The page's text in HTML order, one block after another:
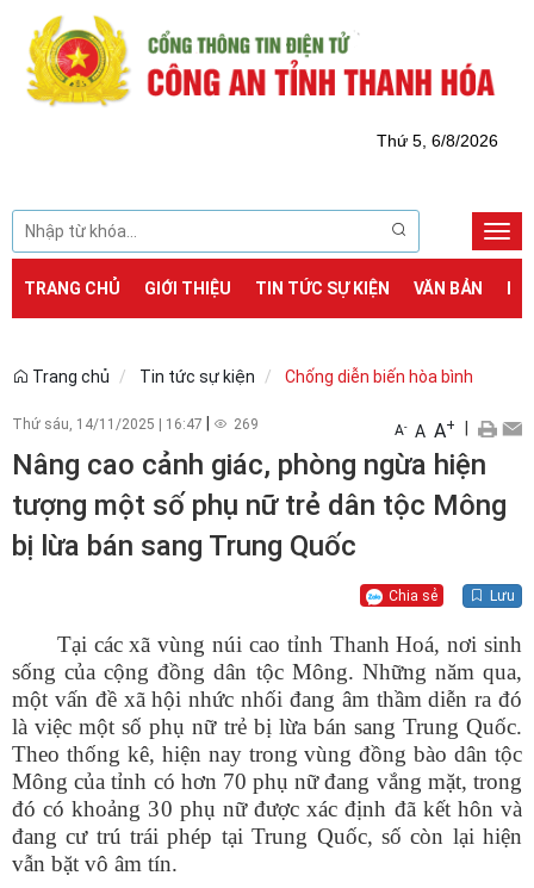
Thứ 5, 6/8/2026
TRANG CHỦ GIỚI THIỆU TIN TỨC SỰ KIỆN VĂN BẢN
Trang chủ Tin tức sự kiện Chống diễn biến hòa bình
Thứ sáu, 14/11/2025 | 16:47 269 A- A A+
Nâng cao cảnh giác, phòng ngừa hiện
tượng một số phụ nữ trẻ dân tộc Mông
bị lừa bán sang Trung Quốc
Chia sẻ Lưu
Tại các xã vùng núi cao tỉnh Thanh Hoá, nơi sinh
sống của cộng đồng dân tộc Mông. Những năm qua,
một vấn đề xã hội nhức nhối đang âm thầm diễn ra đó
là việc một số phụ nữ trẻ bị lừa bán sang Trung Quốc.
Theo thống kê, hiện nay trong vùng đồng bào dân tộc
Mông của tỉnh có hơn 70 phụ nữ đang vắng mặt, trong
đó có khoảng 30 phụ nữ được xác định đã kết hôn và
đang cư trú trái phép tại Trung Quốc, số còn lại hiện
vẫn bặt vô âm tín.